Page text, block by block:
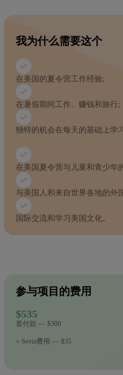
我为什么需要这个
在美国的夏令营工作经验;
在暑假期间工作、赚钱和旅行;
独特的机会在每天的基础上学
在美国夏令营与儿童和青少年
与美国人和来自世界各地的外
国际交流和学习美国文化。
参与项目的费用
$535
首付款 — $300
+ Sevis费用 — $35